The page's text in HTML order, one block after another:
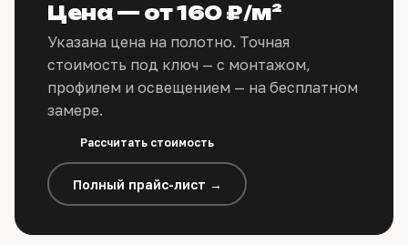
Цена — от 160 ₽/м²
Указана цена на полотно. Точная
стоимость под ключ — с монтажом,
профилем и освещением — на бесплатном
замере.
Рассчитать стоимость
Полный прайс-лист →